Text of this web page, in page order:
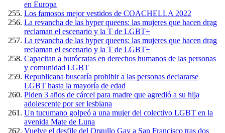
en Europa
Los famosos mejor vestidos de COACHELLA 2022
La revancha de las hyper queens: las mujeres que hacen drag
reclaman el escenario y la T de LGBT+
La revancha de las hyper queens: las mujeres que hacen drag
reclaman el escenario y la T de LGBT+
Capacitan a burócratas en derechos humanos de las personas
y comunidad LGBT
Republicana buscaría prohibir a las personas declararse
LGBT hasta la mayoría de edad
Piden 3 años de cárcel para madre que agredió a su hija
adolescente por ser lesbiana
Un tucumano golpeó a una mujer del colectivo LGBT en la
avenida Mate de Luna
Vuelve el desfile del Orgullo Gay a San Francisco tras dos